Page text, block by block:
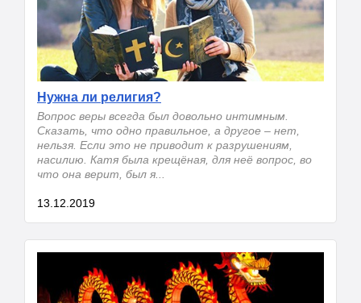
Нужна ли религия?
Вопрос веры всегда был довольно интимным.
Сказать, что одно правильное, а другое – нет,
нельзя. Если это не приводит к разрушениям,
насилию. Катя была крещёная, для неё вопрос, во
что она верит, был я...
13.12.2019